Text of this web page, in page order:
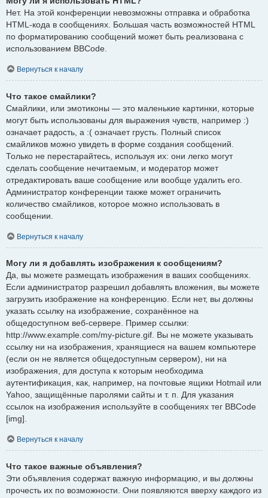
Нет. На этой конференции невозможны отправка и обработка
HTML-кода в сообщениях. Большая часть возможностей HTML
по форматированию сообщений может быть реализована с
использованием BBCode.
Вернуться к началу
Что такое смайлики?
Смайлики, или эмотиконы — это маленькие картинки, которые
могут быть использованы для выражения чувств, например :)
означает радость, а :( означает грусть. Полный список
смайликов можно увидеть в форме создания сообщений.
Только не перестарайтесь, используя их: они легко могут
сделать сообщение нечитаемым, и модератор может
отредактировать ваше сообщение или вообще удалить его.
Администратор конференции также может ограничить
количество смайликов, которое можно использовать в
сообщении.
Вернуться к началу
Могу ли я добавлять изображения к сообщениям?
Да, вы можете размещать изображения в ваших сообщениях.
Если администратор разрешил добавлять вложения, вы можете
загрузить изображение на конференцию. Если нет, вы должны
указать ссылку на изображение, сохранённое на
общедоступном веб-сервере. Пример ссылки:
http://www.example.com/my-picture.gif. Вы не можете указывать
ссылку ни на изображения, хранящиеся на вашем компьютере
(если он не является общедоступным сервером), ни на
изображения, для доступа к которым необходима
аутентификация, как, например, на почтовые ящики Hotmail или
Yahoo, защищённые паролями сайты и т. п. Для указания
ссылок на изображения используйте в сообщениях тег BBCode
[img].
Вернуться к началу
Что такое важные объявления?
Эти объявления содержат важную информацию, и вы должны
прочесть их по возможности. Они появляются вверху каждого из